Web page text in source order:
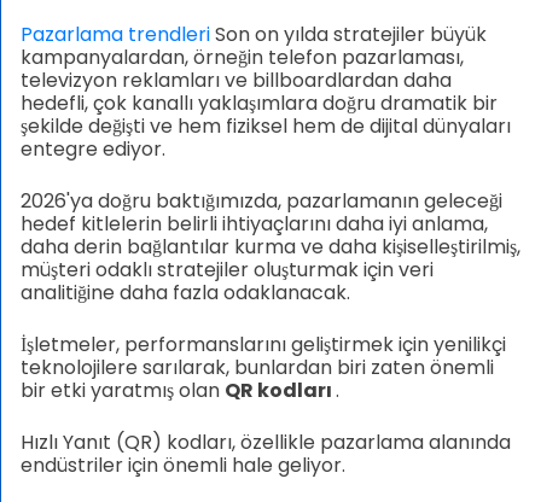
Pazarlama trendleriSon on yılda stratejiler büyük
kampanyalardan, örneğin telefon pazarlaması,
televizyon reklamları ve billboardlardan daha
hedefli, çok kanallı yaklaşımlara doğru dramatik bir
şekilde değişti ve hem fiziksel hem de dijital dünyaları
entegre ediyor.
2026'ya doğru baktığımızda, pazarlamanın geleceği
hedef kitlelerin belirli ihtiyaçlarını daha iyi anlama,
daha derin bağlantılar kurma ve daha kişiselleştirilmiş,
müşteri odaklı stratejiler oluşturmak için veri
analitiğine daha fazla odaklanacak.
İşletmeler, performanslarını geliştirmek için yenilikçi
teknolojilere sarılarak, bunlardan biri zaten önemli
bir etki yaratmış olan QR kodları.
Hızlı Yanıt (QR) kodları, özellikle pazarlama alanında
endüstriler için önemli hale geliyor.